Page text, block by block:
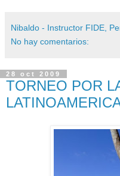
Nibaldo - Instructor FIDE,
No hay comentarios:
28 oct 2009
TORNEO POR